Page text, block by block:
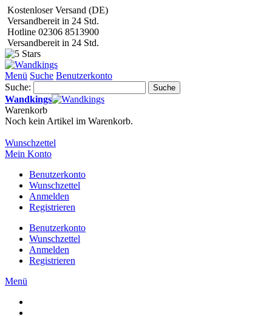
Kostenloser Versand (DE)
Versandbereit in 24 Std.
Hotline 02306 8513900
Versandbereit in 24 Std.
Menü Suche Benutzerkonto
Suche:
Suche
Wandkings
Warenkorb
Noch kein Artikel im Warenkorb.
Wunschzettel
Mein Konto
Benutzerkonto
Wunschzettel
Anmelden
Registrieren
Benutzerkonto
Wunschzettel
Anmelden
Registrieren
Menü